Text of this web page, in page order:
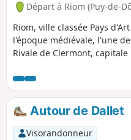
Départ à Riom (Puy-de-
Riom, ville classée Pays
l'époque médiévale, l'une
Rivale de Clermont,
et conserve un patrimoine
Autour de Dallet
Visorandonneur